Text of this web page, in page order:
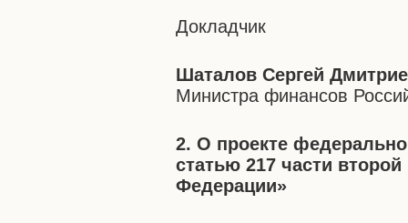
Докладчик
Шаталов Сергей
Министра финансов
2. О проекте
статью 217 части
Федерации»